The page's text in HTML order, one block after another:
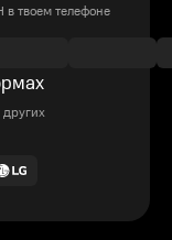
твоем телефоне